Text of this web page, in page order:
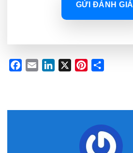
GỬI ĐÁNH GIÁ
Facebook
Email LinkedIn Pinterest